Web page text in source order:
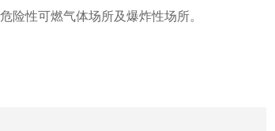
险性可燃气体场所及爆炸性场所。